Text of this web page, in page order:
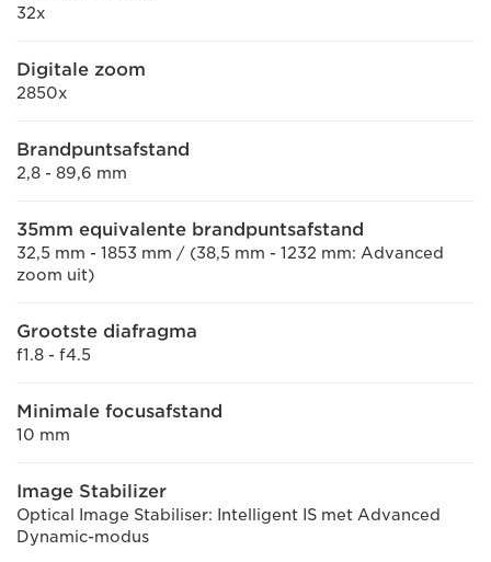
32x
Digitale zoom
2850x
Brandpuntsafstand
2,8 - 89,6 mm
35mm equivalente brandpuntsafstand
32,5 mm - 1853 mm / (38,5 mm - 1232 mm: Advanced
zoom uit)
Grootste diafragma
f1.8 - f4.5
Minimale focusafstand
10 mm
Image Stabilizer
Optical Image Stabiliser: Intelligent IS met Advanced
Dynamic-modus